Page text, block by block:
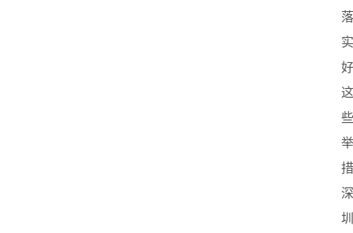
落
实
好
这
些
举
措
深
圳